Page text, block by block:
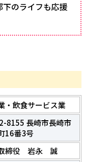
のライフも応援
・飲食サービス業
8155 長崎市長崎市
16番3号
締役 岩永 誠